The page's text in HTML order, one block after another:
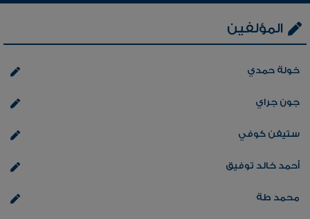
المؤلفين
خولة حمدي
جون جراي
ستيفن كوفي
أحمد خالد توفيق
محمد طة